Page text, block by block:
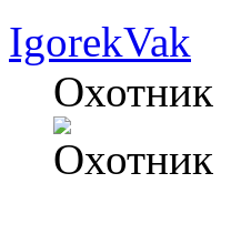
IgorekVak
Охотник